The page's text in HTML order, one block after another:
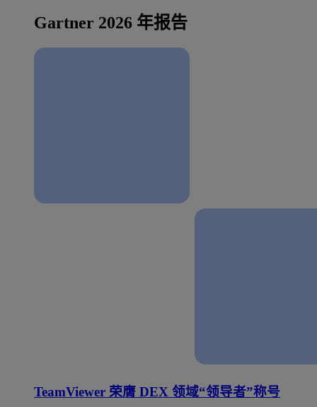
Gartner 2026 年报告
TeamViewer 荣膺 DEX 领域“领导者”称号